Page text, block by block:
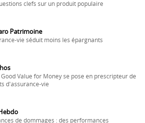
clefs sur un produit populaire
Patrimoine
vie séduit moins les épargnants
Good Value for Money se pose en prescripteur de
d'assurance-vie
de dommages : des performances